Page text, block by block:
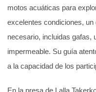
motos acuáticas para
excelentes condiciones, un
necesario, incluidas gafas,
impermeable. Su guía
a la capacidad de los